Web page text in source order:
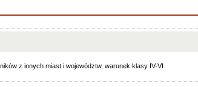
z innych miast i województw, warunek klasy IV-VI